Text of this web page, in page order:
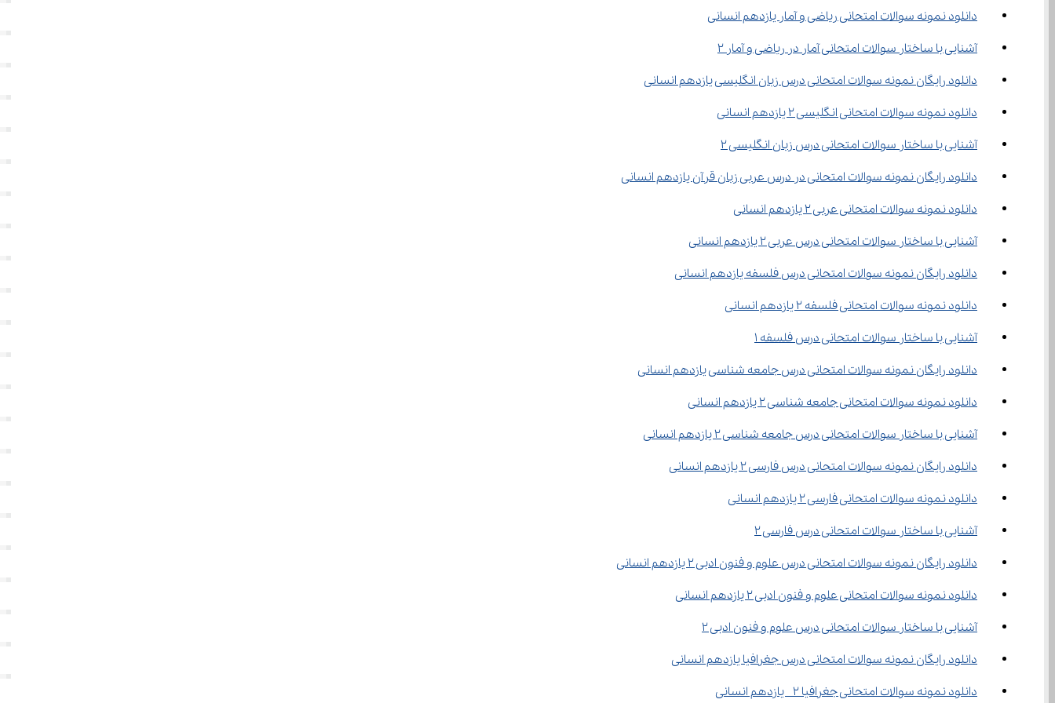
دانلود نمونه سوالات امتحانی ریاضی و آمار یازدهم انسانی
آشنایی با ساختار سوالات امتحانی آمار در ریاضی و آمار ۲
دانلود رایگان نمونه سوالات امتحانی درس زبان انگلیسی یازدهم انسانی
دانلود نمونه سوالات امتحانی انگلیسی 2 یازدهم انسانی
آشنایی با ساختار سوالات امتحانی درس زبان انگلیسی ۲
دانلود رایگان نمونه سوالات امتحانی در درس عربی زبان قرآن یازدهم انسانی
دانلود نمونه سوالات امتحانی عربی 2 یازدهم انسانی
آشنایی با ساختار سوالات امتحانی درس عربی ۲ یازدهم انسانی
دانلود رایگان نمونه سوالات امتحانی درس فلسفه یازدهم انسانی
دانلود نمونه سوالات امتحانی فلسفه 2 یازدهم انسانی
آشنایی با ساختار سوالات امتحانی درس فلسفه ۱
دانلود رایگان نمونه سوالات امتحانی درس جامعه شناسی یازدهم انسانی
دانلود نمونه سوالات امتحانی جامعه شناسی 2 یازدهم انسانی
آشنایی با ساختار سوالات امتحانی درس جامعه ‌شناسی ۲ یازدهم انسانی
دانلود رایگان نمونه سوالات امتحانی درس فارسی 2 یازدهم انسانی
دانلود نمونه سوالات امتحانی فارسی 2 یازدهم انسانی
آشنایی با ساختار سوالات امتحانی درس فارسی ۲
دانلود رایگان نمونه سوالات امتحانی درس علوم و فنون ادبی 2 یازدهم انسانی
دانلود نمونه سوالات امتحانی علوم و فنون ادبی 2 یازدهم انسانی
آشنایی با ساختار سوالات امتحانی درس علوم و فنون ادبی ۲
دانلود رایگان نمونه سوالات امتحانی درس جغرافیا یازدهم انسانی
دانلود نمونه سوالات امتحانی جغرافیا 2  یازدهم انسانی